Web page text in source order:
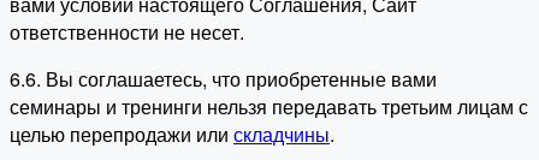
ответственности не несет.
6.6. Вы соглашаетесь, что приобретенные вами
семинары и тренинги нельзя передавать третьим лицам с
целью перепродажи или складчины.